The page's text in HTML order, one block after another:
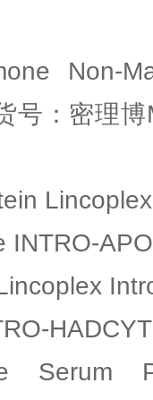
Non-
号：密理
INTRO-
HADCYT
Serum